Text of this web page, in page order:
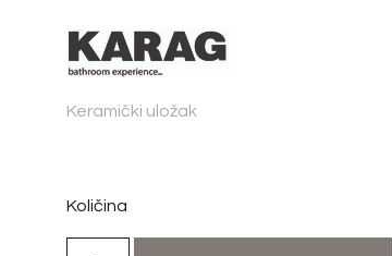
Keramički uložak
Količina